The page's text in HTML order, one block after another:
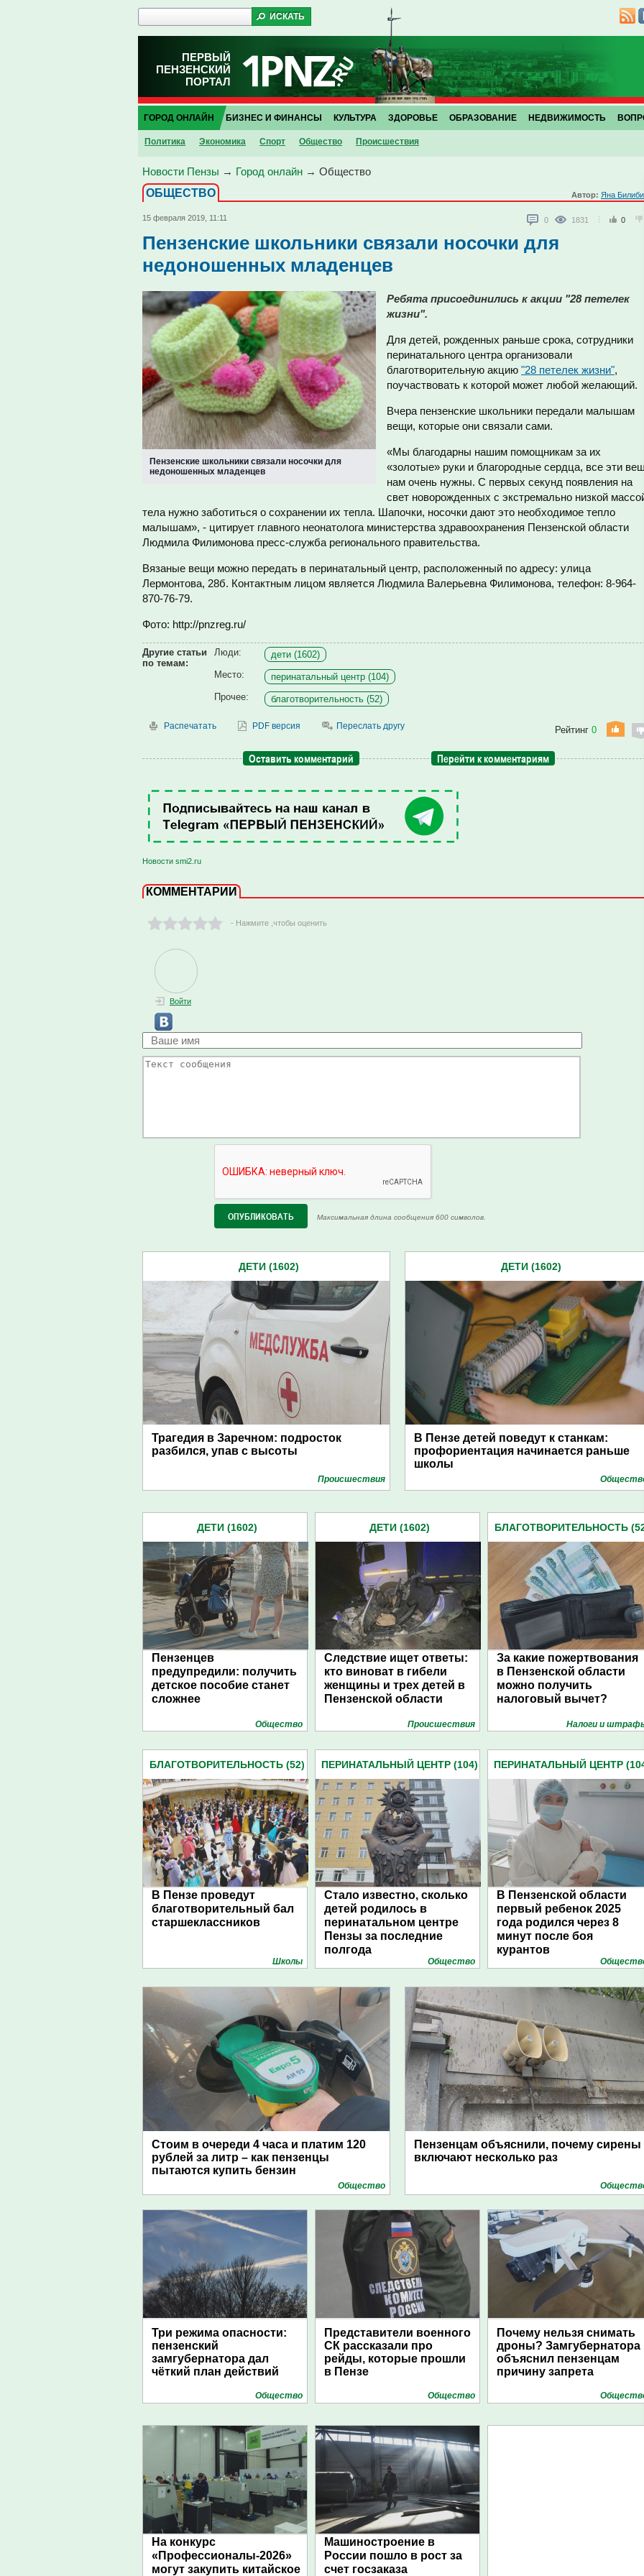
ПЕРВЫЙ
ПЕНЗЕНСКИЙ
ПОРТАЛ
ГОРОД ОНЛАЙН
Политика Экономика Спорт Общество Проиcшествия
БИЗНЕС И ФИНАНСЫ КУЛЬТУРА ЗДОРОВЬЕ ОБРАЗОВАНИЕ НЕДВИЖИМОСТЬ
Новости Пензы → Город онлайн → Общество
ОБЩЕСТВО
Автор: Яна
15 февраля 2019, 11:11 0 1831 0
Пензенские школьники связали носочки для
недоношенных младенцев
Пензенские школьники связали носочки для
недоношенных младенцев
Ребята присоединились к акции "28 петелек
жизни".
Для детей, рожденных раньше срока, сотрудники
перинатального центра организовали
благотворительную акцию "28 петелек жизни",
поучаствовать к которой может любой желающий.
Вчера пензенские школьники передали малышам
вещи, которые они связали сами.
«Мы благодарны нашим помощникам за их
«золотые» руки и благородные сердца, все эти
нам очень нужны. С первых секунд появления на
свет новорожденных с экстремально низкой
тела нужно заботиться о сохранении их тепла. Шапочки, носочки дают это необходимое тепло
малышам», - цитирует главного неонатолога министерства здравоохранения Пензенской области
Людмила Филимонова пресс-служба регионального правительства.
Вязаные вещи можно передать в перинатальный центр, расположенный по адресу: улица
Лермонтова, 28б. Контактным лицом является Людмила Валерьевна Филимонова, телефон: 8-964-
870-76-79.
Фото: http://pnzreg.ru/
Другие статьи
по темам:
Люди:
дети (1602)
Место:
перинатальный центр (104)
Прочее:
благотворительность (52)
Распечатать PDF версия Переслать другу Рейтинг 0
Оставить комментарий Перейти к комментариям
Новости smi2.ru
КОММЕНТАРИИ
- Нажмите ,чтобы оценить
Войти
Максимальная длина сообщения 600 символов.
ДЕТИ (1602)
Трагедия в Заречном: подросток
разбился, упав с высоты
Проиcшествия
ДЕТИ (1602)
В Пензе детей поведут к станкам:
профориентация начинается раньше
школы
ДЕТИ (1602)
Пензенцев
предупредили: получить
детское пособие станет
сложнее
Общество
ДЕТИ (1602)
Следствие ищет ответы:
кто виноват в гибели
женщины и трех детей в
Пензенской области
Проиcшествия
БЛАГОТВОРИТЕЛЬНОСТЬ
За какие пожертвования
в Пензенской области
можно получить
налоговый вычет?
Налоги и
БЛАГОТВОРИТЕЛЬНОСТЬ (52)
В Пензе проведут
благотворительный бал
старшеклассников
Школы
ПЕРИНАТАЛЬНЫЙ ЦЕНТР (104)
Стало известно, сколько
детей родилось в
перинатальном центре
Пензы за последние
полгода
Общество
ПЕРИНАТАЛЬНЫЙ ЦЕНТР
В Пензенской области
первый ребенок 2025
года родился через 8
минут после боя
курантов
Стоим в очереди 4 часа и платим 120
рублей за литр – как пензенцы
пытаются купить бензин
Общество
Пензенцам объяснили, почему сирены
включают несколько раз
Три режима опасности:
пензенский
замгубернатора дал
чёткий план действий
Общество
Представители военного
СК рассказали про
рейды, которые прошли
в Пензе
Общество
Почему нельзя снимать
дроны? Замгубернатора
объяснил пензенцам
причину запрета
На конкурс
«Профессионалы-2026»
могут закупить китайское
Машиностроение в
России пошло в рост за
счет госзаказа